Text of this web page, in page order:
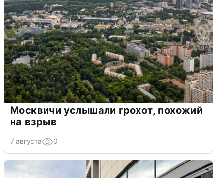
Москвичи услышали грохот, похожий
на взрыв
7 августа 0